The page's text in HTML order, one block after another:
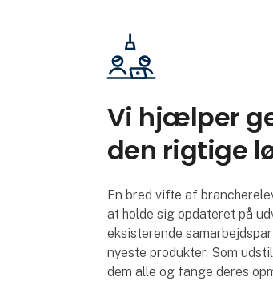
Vi hjælper
den rigtige
En bred vifte af
at holde sig opdateret på
eksisterende
nyeste produkter. Som
dem alle og fange deres